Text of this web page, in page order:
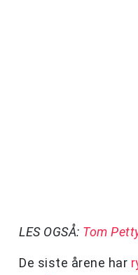
LES OGSÅ: Tom
De siste årene har